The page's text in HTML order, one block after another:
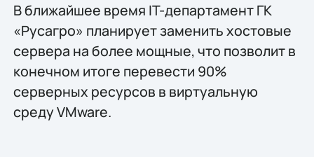
В ближайшее время IT-департамент ГК
«Русагро» планирует заменить хостовые
сервера на более мощные, что позволит в
конечном итоге перевести 90%
серверных ресурсов в виртуальную
среду VMware.